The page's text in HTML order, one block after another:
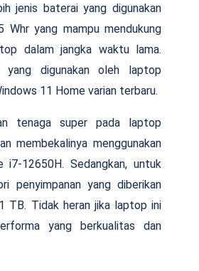
jenis baterai yang digunakan
yang mampu mendukung
dalam jangka waktu lama.
yang digunakan oleh laptop
11 Home varian terbaru.
tenaga super pada laptop
membekalinya menggunakan
i7-12650H. Sedangkan, untuk
penyimpanan yang diberikan
TB. Tidak heran jika laptop ini
yang berkualitas dan